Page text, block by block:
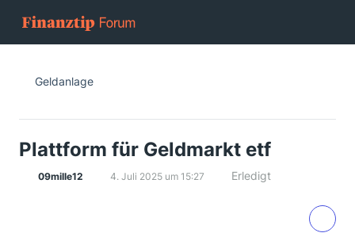
Geldanlage
Plattform für Geldmarkt etf
09mille12 4. Juli 2025 um 15:27 Erledigt